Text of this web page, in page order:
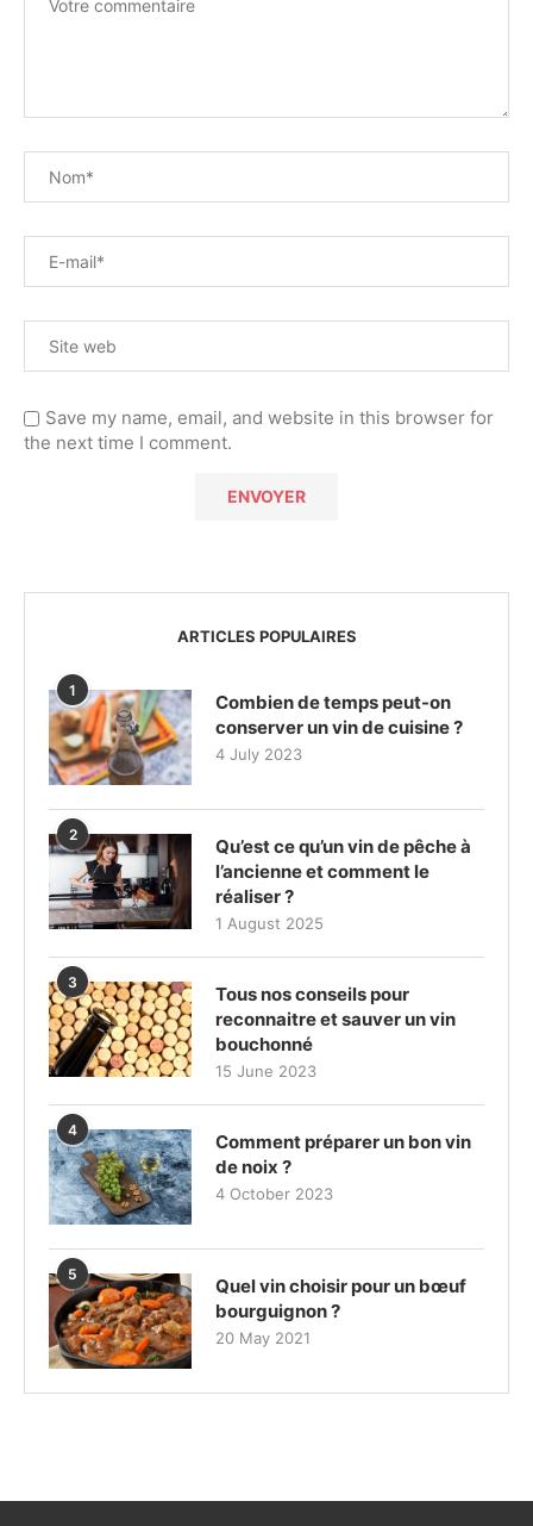
Save my name, email, and website in this browser for
the next time I comment.
ARTICLES POPULAIRES
1
Combien de temps peut-on
conserver un vin de cuisine ?
4 July 2023
2
Qu’est ce qu’un vin de pêche à
l’ancienne et comment le
réaliser ?
1 August 2025
3
Tous nos conseils pour
reconnaitre et sauver un vin
bouchonné
15 June 2023
4
Comment préparer un bon vin
de noix ?
4 October 2023
5
Quel vin choisir pour un bœuf
bourguignon ?
20 May 2021